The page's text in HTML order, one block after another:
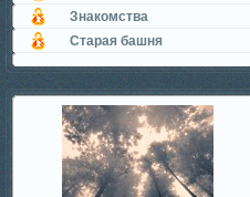
Знакомства
Старая башня